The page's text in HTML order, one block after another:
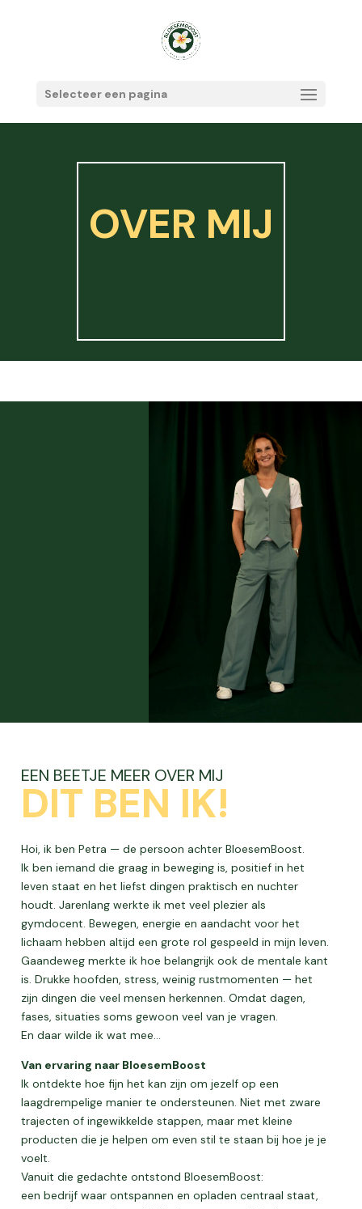
Selecteer een pagina
OVER MIJ
EEN BEETJE MEER OVER MIJ
DIT BEN IK!
Hoi, ik ben Petra — de persoon achter BloesemBoost.
Ik ben iemand die graag in beweging is, positief in het
leven staat en het liefst dingen praktisch en nuchter
houdt. Jarenlang werkte ik met veel plezier als
gymdocent. Bewegen, energie en aandacht voor het
lichaam hebben altijd een grote rol gespeeld in mijn leven.
Gaandeweg merkte ik hoe belangrijk ook de mentale kant
is. Drukke hoofden, stress, weinig rustmomenten — het
zijn dingen die veel mensen herkennen. Omdat dagen,
fases, situaties soms gewoon veel van je vragen.
En daar wilde ik wat mee…
Van ervaring naar BloesemBoost
Ik ontdekte hoe fijn het kan zijn om jezelf op een
laagdrempelige manier te ondersteunen. Niet met zware
trajecten of ingewikkelde stappen, maar met kleine
producten die je helpen om even stil te staan bij hoe je je
voelt.
Vanuit die gedachte ontstond BloesemBoost:
een bedrijf waar ontspannen en opladen centraal staat,